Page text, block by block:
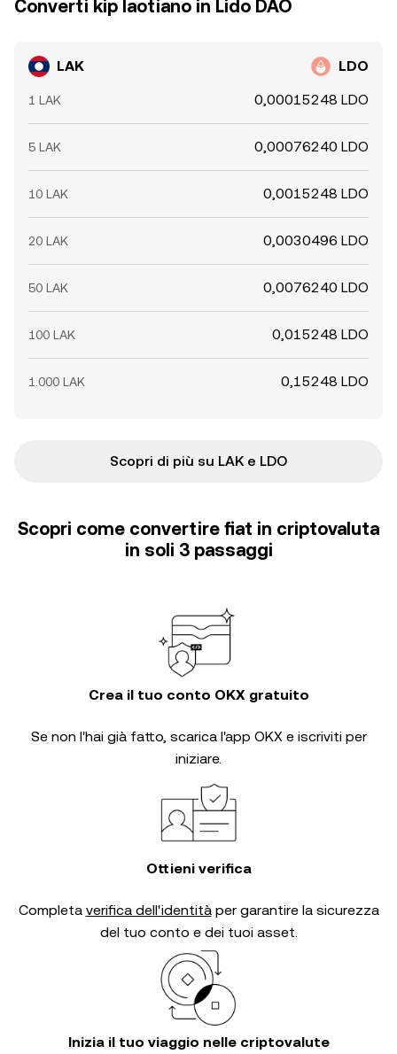
Converti kip laotiano in Lido DAO
LAK LDO
1 LAK 0,00015248 LDO
5 LAK 0,00076240 LDO
10 LAK 0,0015248 LDO
20 LAK 0,0030496 LDO
50 LAK 0,0076240 LDO
100 LAK 0,015248 LDO
1.000 LAK 0,15248 LDO
Scopri di più su LAK e LDO
Scopri come convertire fiat in criptovaluta
in soli 3 passaggi
Crea il tuo conto OKX gratuito
Se non l'hai già fatto, scarica l'app OKX e iscriviti per
iniziare.
Ottieni verifica
Completa verifica dell'identitàper garantire la sicurezza
del tuo conto e dei tuoi asset.
Inizia il tuo viaggio nelle criptovalute